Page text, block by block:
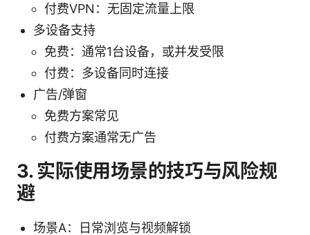
付费VPN：无固定流量上限
多设备支持
免费：通常1台设备，或并发受限
付费：多设备同时连接
广告/弹窗
免费方案常见
付费方案通常无广告
3. 实际使用场景的技巧与风险规
避
场景A：日常浏览与视频解锁